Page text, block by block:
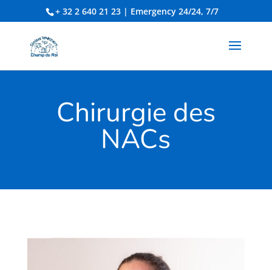
+ 32 2 640 21 23| Emergency 24/24, 7/7
Chirurgie des
NACs